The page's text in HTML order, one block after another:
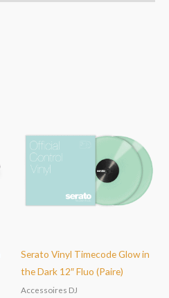
Serato Vinyl Timecode Glow in
the Dark 12″ Fluo (Paire)
Accessoires DJ